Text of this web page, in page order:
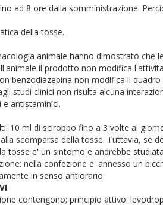
ad 8 ore dalla somministrazione.
della tosse.
animale hanno dimostrato che
il prodotto non modifica
benzodiazepina non modifica il
studi clinici non risulta alcuna
antistaminici.
10 ml di sciroppo fino a 3 volte al
scomparsa della tosse. Tuttavia, se
tosse e' un sintomo e andrebbe
nella confezione e' annesso un
in senso antiorario.
contengono; principio attivo: